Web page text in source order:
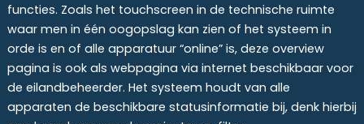
functies. Zoals het touchscreen in de technische ruimte
waar men in één oogopslag kan zien of het systeem in
orde is en of alle apparatuur “online” is, deze overview
pagina is ook als webpagina via internet beschikbaar voor
de eilandbeheerder. Het systeem houdt van alle
apparaten de beschikbare statusinformatie bij, denk hierbij